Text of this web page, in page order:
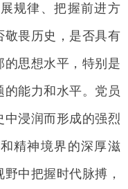
规律、把握前进方
敬畏历史，是否具有
的思想水平，特别是
能力和水平。党员
浸润而形成的强烈
精神境界的深厚滋
中把握时代脉搏，